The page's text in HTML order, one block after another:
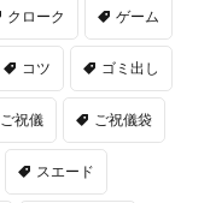
クローク ゲーム
コツ ゴミ出し
ご祝儀 ご祝儀袋
スエード